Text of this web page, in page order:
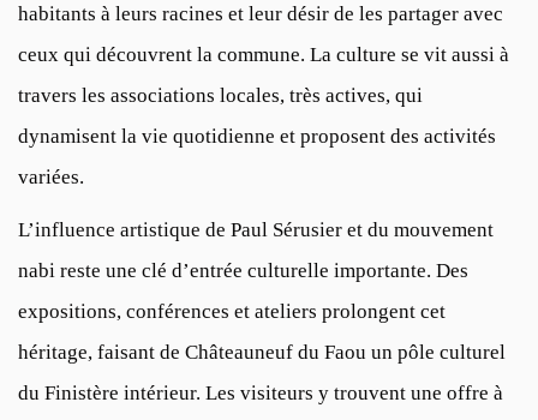
habitants à leurs racines et leur désir de les partager avec
ceux qui découvrent la commune. La culture se vit aussi à
travers les associations locales, très actives, qui
dynamisent la vie quotidienne et proposent des activités
variées.
L’influence artistique de Paul Sérusier et du mouvement
nabi reste une clé d’entrée culturelle importante. Des
expositions, conférences et ateliers prolongent cet
héritage, faisant de Châteauneuf du Faou un pôle culturel
du Finistère intérieur. Les visiteurs y trouvent une offre à